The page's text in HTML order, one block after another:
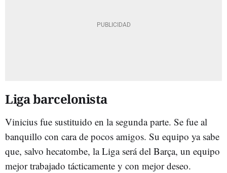
Liga barcelonista
Vinicius fue sustituido en la segunda parte. Se fue al
banquillo con cara de pocos amigos. Su equipo ya sabe
que, salvo hecatombe, la Liga será del Barça, un equipo
mejor trabajado tácticamente y con mejor deseo.